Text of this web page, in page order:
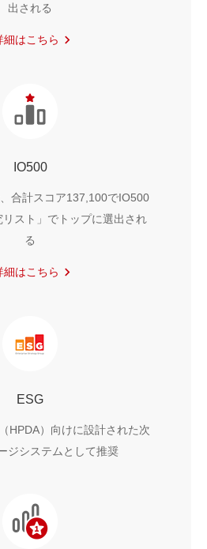
出される
細はこちら
IO500
合計スコア137,100でIO500
スト」でトップに選出され
る
細はこちら
ESG
HPDA）向けに設計された次
ジシステムとして推奨